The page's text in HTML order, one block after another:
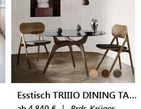
Esstisch TRIIIO DINING TABLE